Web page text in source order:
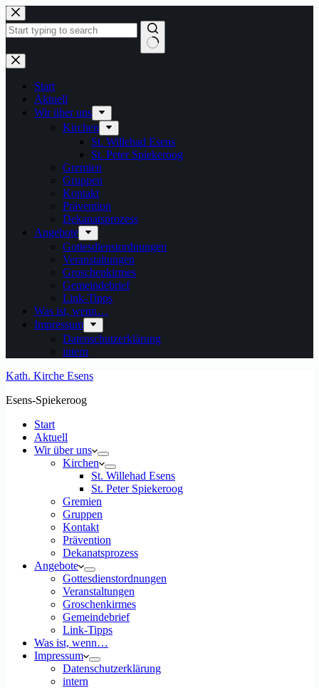
Zum
Inhalt
springen
Keine
Ergebnisse
Start
Aktuell
Wir über uns
Kirchen
St. Willehad Esens
St. Peter Spiekeroog
Gremien
Gruppen
Kontakt
Prävention
Dekanatsprozess
Angebote
Gottesdienstordnungen
Veranstaltungen
Groschenkirmes
Gemeindebrief
Link-Tipps
Was ist, wenn…
Impressum
Datenschutzerklärung
intern
Kath. Kirche Esens
Esens-Spiekeroog
Start
Aktuell
Wir über uns
Kirchen
St. Willehad Esens
St. Peter Spiekeroog
Gremien
Gruppen
Kontakt
Prävention
Dekanatsprozess
Angebote
Gottesdienstordnungen
Veranstaltungen
Groschenkirmes
Gemeindebrief
Link-Tipps
Was ist, wenn…
Impressum
Datenschutzerklärung
intern